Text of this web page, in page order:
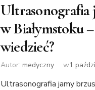
Ultrasonografia
w Białymstoku
wiedzieć?
Autor: medyczny w1
Ultrasonografia jamy